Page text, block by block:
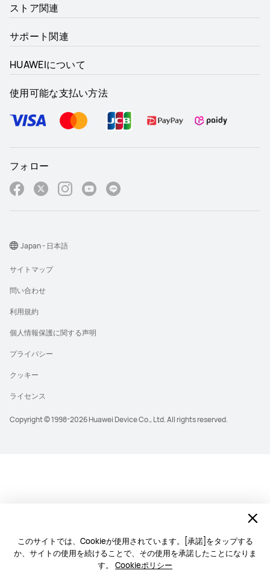
このサイトでは、Cookieが使用されています。[承諾]をタップする
か、サイトの使用を続けることで、その使用を承諾したことになりま
す。 Cookieポリシー
ストア関連
サポート関連
HUAWEIについて
使用可能な支払い方法
フォロー
Copyright © 1998-2026 Huawei Device Co., Ltd. All rights reserved.
サイトマップ
問い合わせ
利用規約
個人情報保護に関する声明
プライバシー
クッキー
ライセンス
Japan - 日本語